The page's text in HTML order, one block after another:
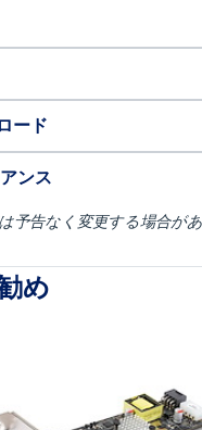
ード
ンス
予告なく変更する場合があ
め